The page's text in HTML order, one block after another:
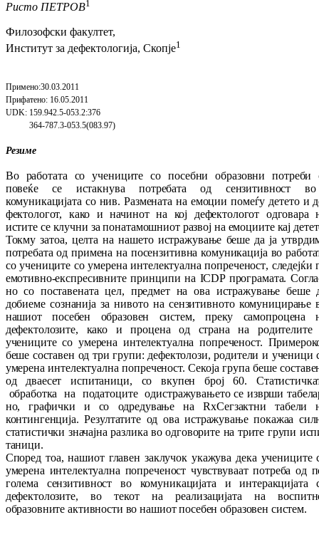
Ристо ПЕТРОВ1
Филозофски факултет,
Институт за дефектологија, Скопје1
Примено:30.03.2011
Прифатено: 16.05.2011
UDK: 159.942.5-053.2:376
364-787.3-053.5(083.97)
Резиме
Во работата со учениците со посебни об­ра­зо­вни потреби
повеќе се истакнува пот­ре­ба­та од сензитивност во
комуникацијата со нив. Размената на емоции помеѓу детето и
фектологот, како и начинот на кој де­фек­то­ло­гот одговара
истите се клучни за по­натамошниот развој на емоциите кај
Токму затоа, целта на нашето ис­тра­жу­ва­ње беше да ја
потребата од при­ме­на на посензитивна комуникација во
со учениците со умерена интелектуална по­преченост, следејќи
емотивно-екс­пре­сив­ните принципи на ICDP програмата.
но со поставената цел, предметна ова ис­тражување беше
добиеме сознанија за нивото на сензитивното комуницирање
на­шиот посебен образовен систем, преку са­мо­процена
дефектолозите, како и процена од страна на
учениците со уме­ре­на интелектуална попреченост.
беше составен од три групи: де­фек­то­ло­зи, родители и ученици
умерена ин­те­лек­туал­на попреченост. Секоја група беше
од дваесет испитаници, со вкупен број 60.
обработка на по­да­то­ци­теодистражувањето се изврши
но, гра­фич­ки и со одредување на RxCегзактни табели
контингенција. Резултатите од ова ис­тра­жување покажаа
статистички зна­чај­на разлика во одговорите на трите гру­пи
таници.
Спо­ред тоа, нашиот главен заклучок ука­жу­ва дека учениците
умерена интелектуална по­­пре­ченост чувствуваат потреба од
го­ле­ма сен­зитивност во комуникацијата и ин­те­рак­ци­јата
дефектолозите, во текот на ре­али­за­ци­јата на
образовните ак­тив­ности во нашиот посебен образовен сис­тем.